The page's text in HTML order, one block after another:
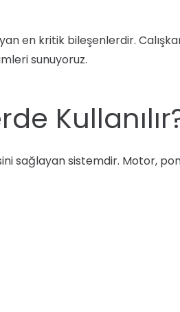
en kritik bileşenlerdir.
sunuyoruz.
sağlayan sistemdir. Motor,